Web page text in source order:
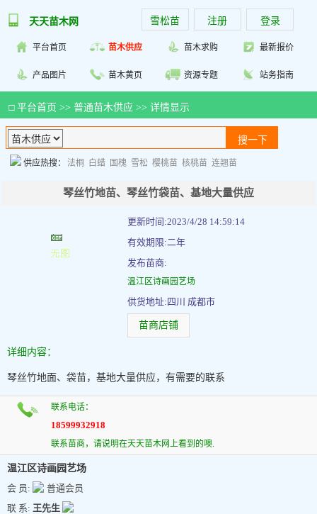
天天苗木网 雪松苗 注册 登录
平台首页 苗木供应 苗木求购 最新报价
产品图片 苗木黄页 资源专题 站务指南
□ 平台首页 >> 普通苗木供应 >> 详情显示
供应热搜： 法桐 白蜡 国槐 雪松 樱桃苗 核桃苗 连翘苗
琴丝竹地苗、琴丝竹袋苗、基地大量供应
更新时间:2023/4/28 14:59:14
有效期限:二年
发布苗商:
温江区诗画园艺场
供货地址:四川 成都市
苗商店铺
详细内容：
琴丝竹地面、袋苗，基地大量供应，有需要的联系
联系电话：
18599932918
联系苗商，请说明在天天苗木网上看到的噢.
温江区诗画园艺场
会 员:
普通会员
联 系: 王先生